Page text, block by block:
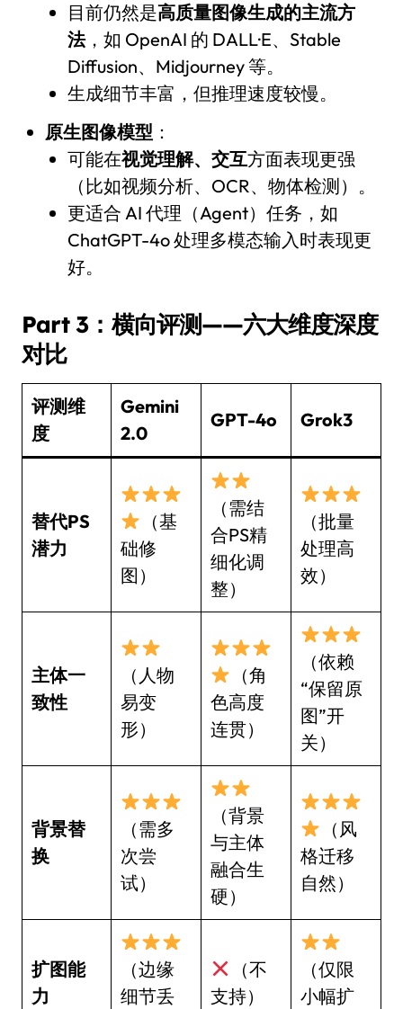
目前仍然是高质量图像生成的主流方
法，如 OpenAI 的 DALL·E、Stable
Diffusion、Midjourney 等。
生成细节丰富，但推理速度较慢。
原生图像模型 ：
可能在视觉理解、交互方面表现更强
（比如视频分析、OCR、物体检测）。
更适合 AI 代理（Agent）任务，如
ChatGPT-4o 处理多模态输入时表现更
好。
Part 3：横向评测——六大维度深度
对比
评测维
度
Gemini
2.0
GPT-4o Grok3
替代PS
潜力
（基
础修
图）
（需结
合PS精
细化调
整）
（批量
处理高
效）
主体一
致性
（人物
易变
形）
（角
色高度
连贯）
（依赖
“保留原
图”开
关）
背景替
换
（需多
次尝
试）
（背景
与主体
融合生
硬）
（风
格迁移
自然）
扩图能
力
（边缘
细节丢
（不
支持）
（仅限
小幅扩